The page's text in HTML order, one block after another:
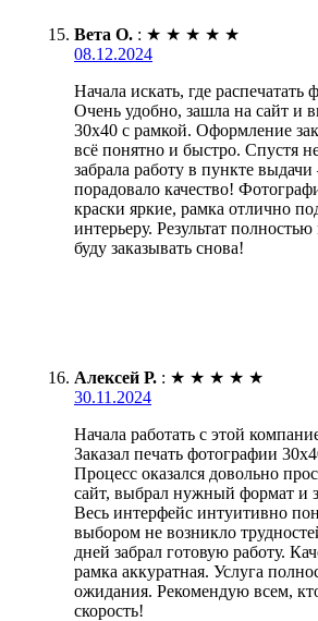
Вета О. : ★ ★ ★ ★ ★
08.12.2024
Начала искать, где распечатать
Очень удобно, зашла на сайт и
30х40 с рамкой. Оформление
всё понятно и быстро. Спустя
забрала работу в пункте выдачи
порадовало качество!
краски яркие, рамка отлично
интерьеру. Результат
буду заказывать снова!
Алексей Р. : ★ ★ ★ ★ ★
30.11.2024
Начала работать с этой
Заказал печать фотографии
Процесс оказался довольно
сайт, выбрал нужный формат и
Весь интерфейс интуитивно
выбором не возникло
дней забрал готовую работу.
рамка аккуратная. Услуга
ожидания. Рекомендую всем,
скорость!